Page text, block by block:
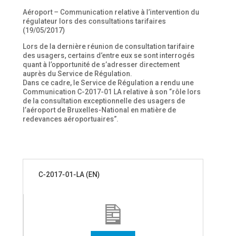
Aéroport – Communication relative à l’intervention du
régulateur lors des consultations tarifaires
(19/05/2017)
Lors de la dernière réunion de consultation tarifaire
des usagers, certains d’entre eux se sont interrogés
quant à l’opportunité de s’adresser directement
auprès du Service de Régulation.
Dans ce cadre, le Service de Régulation a rendu une
Communication C-2017-01 LA relative à son “rôle lors
de la consultation exceptionnelle des usagers de
l’aéroport de Bruxelles-National en matière de
redevances aéroportuaires”.
C-2017-01-LA (EN)